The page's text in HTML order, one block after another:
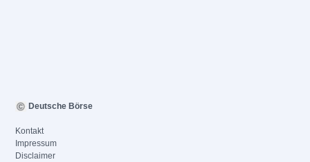
Deutsche Börse
Kontakt
Impressum
Disclaimer